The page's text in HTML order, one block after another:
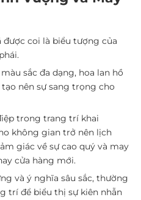
được coi là biểu tượng của
sắc đa dạng, hoa lan hồ
nên sự sang trọng cho
trong trang trí khai
không gian trở nên lịch
giác về sự cao quý và may
cửa hàng mới.
và ý nghĩa sâu sắc, thường
trí để biểu thị sự kiên nhẫn